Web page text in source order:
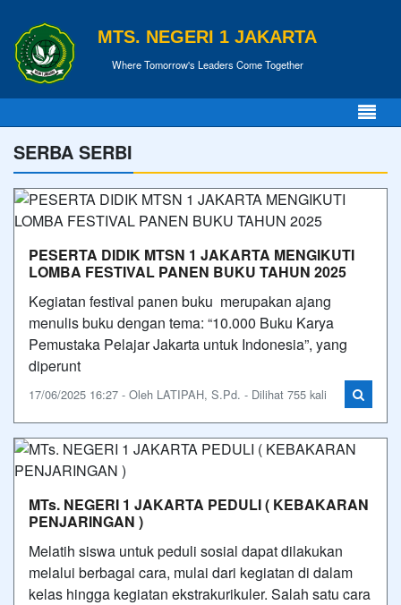
MTS. NEGERI 1 JAKARTA
Where Tomorrow's Leaders Come Together
SERBA SERBI
PESERTA DIDIK MTSN 1 JAKARTA MENGIKUTI
LOMBA FESTIVAL PANEN BUKU TAHUN 2025
Kegiatan festival panen buku merupakan ajang
menulis buku dengan tema: “10.000 Buku Karya
Pemustaka Pelajar Jakarta untuk Indonesia”, yang
diperunt
17/06/2025 16:27 - Oleh LATIPAH, S.Pd. - Dilihat 755 kali
MTs. NEGERI 1 JAKARTA PEDULI ( KEBAKARAN
PENJARINGAN )
Melatih siswa untuk peduli sosial dapat dilakukan
melalui berbagai cara, mulai dari kegiatan di dalam
kelas hingga kegiatan ekstrakurikuler. Salah satu cara